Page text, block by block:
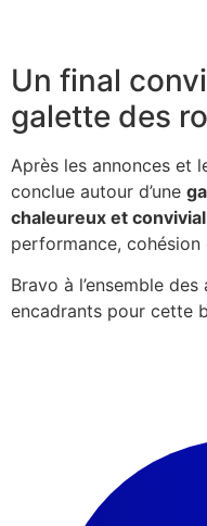
Un final
galette des
Après les annonces et
conclue autour d’une
chaleureux et convivial
performance,
Bravo à l’ensemble
encadrants pour cette